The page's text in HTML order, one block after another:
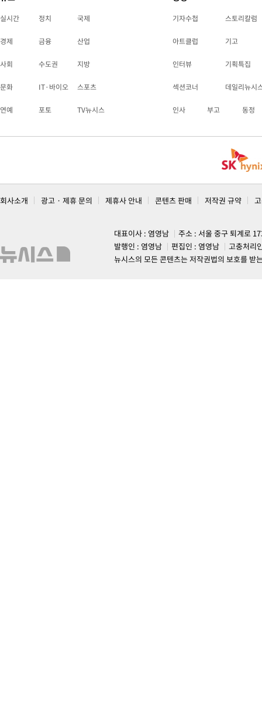
실시간 정치 국제
경제 금융 산업
사회 수도권 지방
문화 IT·바이오 스포츠
연예 포토 TV뉴시스
기자수첩 스토리칼럼
아트클럽 기고
인터뷰 기획특집
섹션코너 데일리뉴시
인사 부고 동정
회사소개 광고 · 제휴 문의 제휴사 안내 콘텐츠 판매 저작권 규약
대표이사 : 염영남
주소 : 서울 중구 퇴계로
발행인 : 염영남
편집인 : 염영남
고충처리
뉴시스의 모든 콘텐츠는 저작권법의 보호를